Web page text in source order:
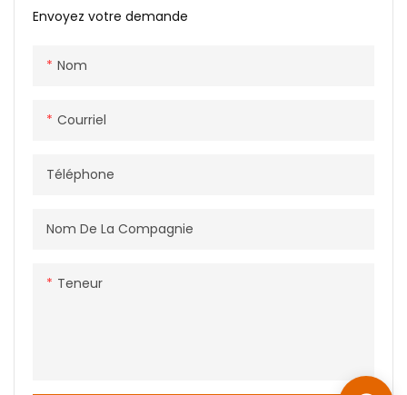
Envoyez votre demande
Nom
Courriel
Téléphone
Nom De La Compagnie
Teneur